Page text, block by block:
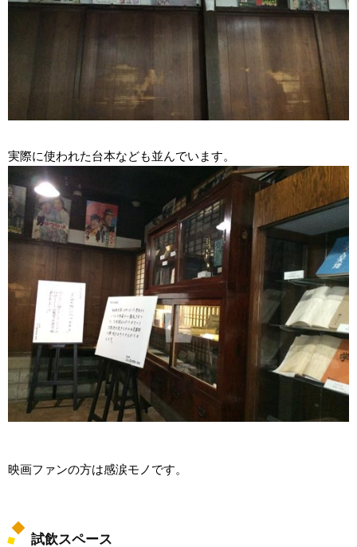
実際に使われた台本なども並んでいます。
映画ファンの方は感涙モノです。
試飲スペース